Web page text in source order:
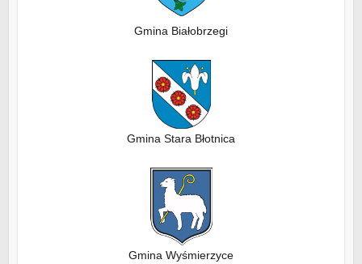
Gmina Białobrzegi
Gmina Stara Błotnica
Gmina Wyśmierzyce